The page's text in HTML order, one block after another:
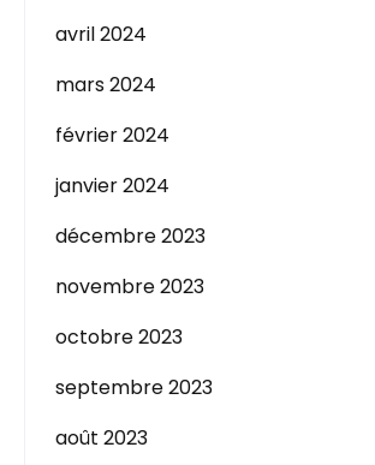
avril 2024
mars 2024
février 2024
janvier 2024
décembre 2023
novembre 2023
octobre 2023
septembre 2023
août 2023